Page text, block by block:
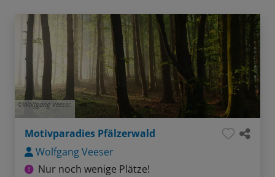
Wolfgang Veeser.
Motivparadies Pfälzerwald
Wolfgang Veeser
Nur noch wenige Plätze!